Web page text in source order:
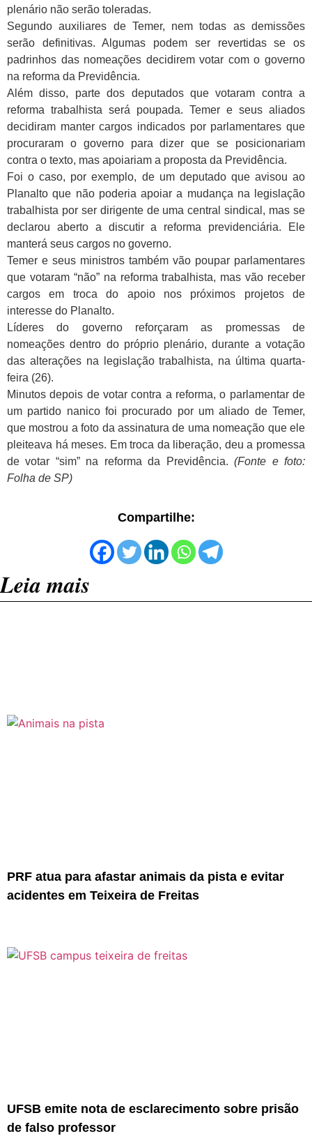
plenário não serão toleradas.
Segundo auxiliares de Temer, nem todas as demissões
serão definitivas. Algumas podem ser revertidas se os
padrinhos das nomeações decidirem votar com o governo
na reforma da Previdência.
Além disso, parte dos deputados que votaram contra a
reforma trabalhista será poupada. Temer e seus aliados
decidiram manter cargos indicados por parlamentares que
procuraram o governo para dizer que se posicionariam
contra o texto, mas apoiariam a proposta da Previdência.
Foi o caso, por exemplo, de um deputado que avisou ao
Planalto que não poderia apoiar a mudança na legislação
trabalhista por ser dirigente de uma central sindical, mas se
declarou aberto a discutir a reforma previdenciária. Ele
manterá seus cargos no governo.
Temer e seus ministros também vão poupar parlamentares
que votaram “não” na reforma trabalhista, mas vão receber
cargos em troca do apoio nos próximos projetos de
interesse do Planalto.
Líderes do governo reforçaram as promessas de
nomeações dentro do próprio plenário, durante a votação
das alterações na legislação trabalhista, na última quarta-
feira (26).
Minutos depois de votar contra a reforma, o parlamentar de
um partido nanico foi procurado por um aliado de Temer,
que mostrou a foto da assinatura de uma nomeação que ele
pleiteava há meses. Em troca da liberação, deu a promessa
de votar “sim” na reforma da Previdência.(Fonte e foto:
Folha de SP)
Compartilhe:
Leia mais
PRF atua para afastar animais da pista e evitar
acidentes em Teixeira de Freitas
UFSB emite nota de esclarecimento sobre prisão
de falso professor